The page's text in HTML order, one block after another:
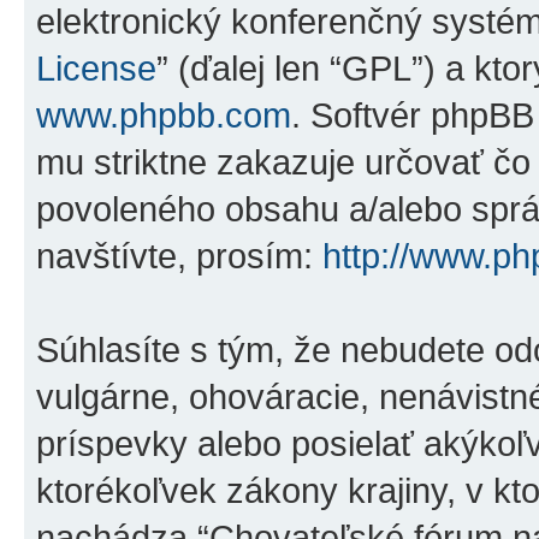
elektronický konferenčný
License” (ďalej len “GPL”) a
www.phpbb.com. Softvér
mu striktne zakazuje určovať
povoleného obsahu a/alebo
navštívte, prosím: http://
Súhlasíte s tým, že nebudete
vulgárne, ohováracie,
príspevky alebo posielať
ktorékoľvek zákony krajiny, v